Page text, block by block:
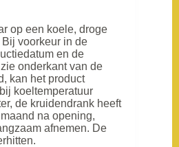
op een koele, droge
voorkeur in de
en de
onderkant van de
kan het product
koeltemperatuur
de kruidendrank heeft
na opening,
afnemen. De